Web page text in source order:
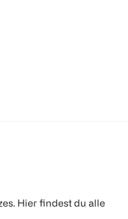
Hier findest du alle